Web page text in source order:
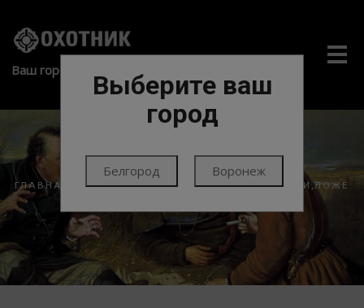
Ваш город:
Выберите ваш
город
Белгород Воронеж
ГЛАВНАЯ ЭКИПИРОВКА ОБВЕС ЦЕВЬЯ,ШАССИ,ЛОЖЕ